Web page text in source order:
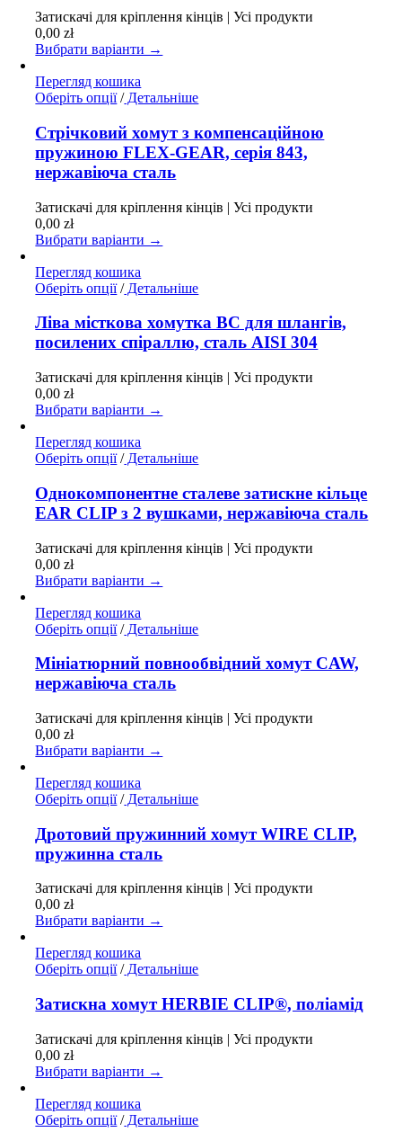
можна
на
товару
Затискачі для кріплення кінців | Усі продукти
0,00zł
Вибрати варіанти →
Перегляд кошика
Оберіть опції Цей
має
кілька
варіантів.
Параметри
вибрати
сторінці
/Детальніше
Стрічковий хомут з компенсаційною
пружиною FLEX-GEAR, серія 843,
нержавіюча сталь
Затискачі для кріплення кінців | Усі продукти
0,00zł
Вибрати варіанти →
Перегляд кошика
Оберіть опції Цей
має
кілька
варіантів.
можна
на
товару
/Детальніше
Ліва місткова хомутка BC для шлангів,
посилених спіраллю, сталь AISI 304
Затискачі для кріплення кінців | Усі продукти
0,00zł
Вибрати варіанти →
Перегляд кошика
Оберіть опції Цей
має
кілька
варіантів.
можна
на
товару
/Детальніше
Однокомпонентне сталеве затискне кільце
EAR CLIP з 2 вушками, нержавіюча сталь
Затискачі для кріплення кінців | Усі продукти
0,00zł
Вибрати варіанти →
Перегляд кошика
Оберіть опції Цей
має
варіантів.
можна
на
товару
/Детальніше
Мініатюрний повнообвідний хомут CAW,
нержавіюча сталь
Затискачі для кріплення кінців | Усі продукти
0,00zł
Вибрати варіанти →
Перегляд кошика
Оберіть опції Цей
має
кілька
варіантів.
можна
на
товару
/Детальніше
Дротовий пружинний хомут WIRE CLIP,
пружинна сталь
Затискачі для кріплення кінців | Усі продукти
0,00zł
Вибрати варіанти →
Перегляд кошика
Оберіть опції Цей
має
кілька
варіантів.
Параметри
можна
вибрати
на
сторінці
товару
/Детальніше
Затискна хомут HERBIE CLIP®, поліамід
Затискачі для кріплення кінців | Усі продукти
0,00zł
Вибрати варіанти →
Перегляд кошика
Оберіть опції Цей
/Детальніше